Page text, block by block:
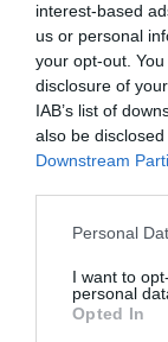
interest-based
us or personal
your opt-out.
disclosure of
IAB’s list of
also be
Downstream
Personal
I want to
personal
Opted In
Η κ. Ζουζέλη
υποχώρηση
κατάστασηέχει
επικίνδυνο
έκταση και
«Έχει
τρία χρόνια,